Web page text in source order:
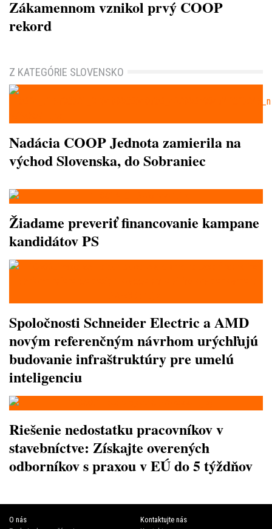
Zákamennom vznikol prvý COOP
rekord
Z KATEGÓRIE SLOVENSKO
Nadácia COOP Jednota zamierila na
východ Slovenska, do Sobraniec
Žiadame preveriť financovanie kampane
kandidátov PS
Spoločnosti Schneider Electric a AMD
novým referenčným návrhom urýchľujú
budovanie infraštruktúry pre umelú
inteligenciu
Riešenie nedostatku pracovníkov v
stavebníctve: Získajte overených
odborníkov s praxou v EÚ do 5 týždňov
O nás
Kontaktujte nás